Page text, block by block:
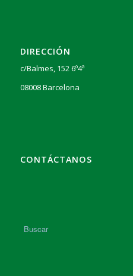
DIRECCIÓN
c/Balmes, 152 6º4ª
08008 Barcelona
CONTÁCTANOS